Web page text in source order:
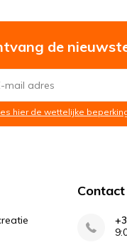
de
hier de wettelijke
Contact